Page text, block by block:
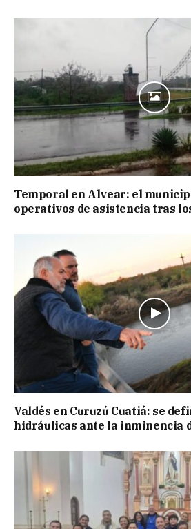
Temporal en Alvear: el
operativos de asistencia tras
Valdés en Curuzú Cuatiá: se
hidráulicas ante la inminencia